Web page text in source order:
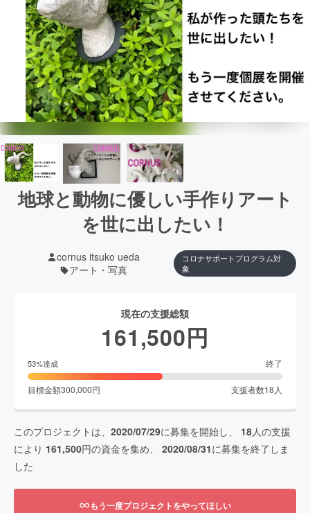
地球と動物に優しい手作りアート
を世に出したい！
cornus itsuko ueda
アート・写真
コロナサポートプログラム対
象
現在の支援総額
161,500円
53%達成 終了
目標金額300,000円 支援者数18 人
このプロジェクトは、 2020/07/29に募集を開始し、 18人の支援
により 161,500円の資金を集め、 2020/08/31に募集を終了しま
した
もう一度プロジェクトをやってほしい